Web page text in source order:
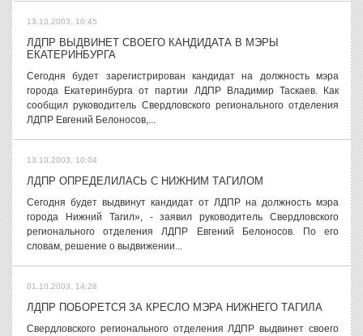
13.10.2003, 10:45
ЛДПР ВЫДВИНЕТ СВОЕГО КАНДИДАТА В МЭРЫ
ЕКАТЕРИНБУРГА
Сегодня будет зарегистрирован кандидат на должность мэра
города Екатеринбурга от партии ЛДПР Владимир Таскаев. Как
сообщил руководитель Свердловского регионального отделения
ЛДПР Евгений Белоносов,...
13.10.2003, 10:04
ЛДПР ОПРЕДЕЛИЛАСЬ С НИЖНИМ ТАГИЛОМ
Сегодня будет выдвинут кандидат от ЛДПР на должность мэра
города Нижний Тагил», - заявил руководитель Свердловского
регионального отделения ЛДПР Евгений Белоносов. По его
словам, решение о выдвижении...
01.10.2003, 14:28
ЛДПР ПОБОРЕТСЯ ЗА КРЕСЛО МЭРА НИЖНЕГО ТАГИЛА
Свердловского регионального отделения ЛДПР выдвинет своего